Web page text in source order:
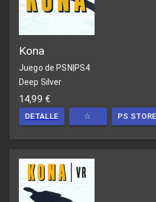
Kona
Juego de PSN|PS4
Deep Silver
14,99 €
DETALLE ☆ PS STORE